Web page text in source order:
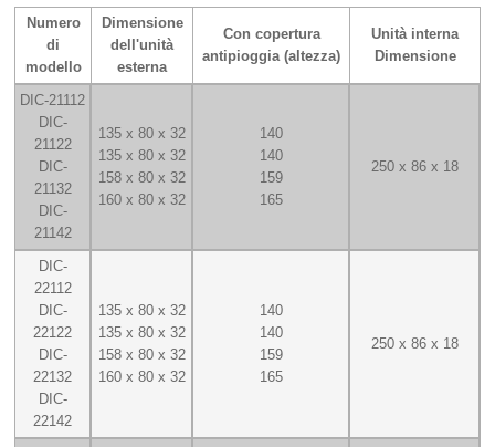
Numero
di
modello
Dimensione
dell'unità
esterna
Con copertura
antipioggia (altezza)
Unità interna
Dimensione
DIC-21112
DIC-
21122
DIC-
21132
DIC-
21142
135 x 80 x 32
135 x 80 x 32
158 x 80 x 32
160 x 80 x 32
140
140
159
165
250 x 86 x 18
DIC-
22112
DIC-
22122
DIC-
22132
DIC-
22142
135 x 80 x 32
135 x 80 x 32
158 x 80 x 32
160 x 80 x 32
140
140
159
165
250 x 86 x 18